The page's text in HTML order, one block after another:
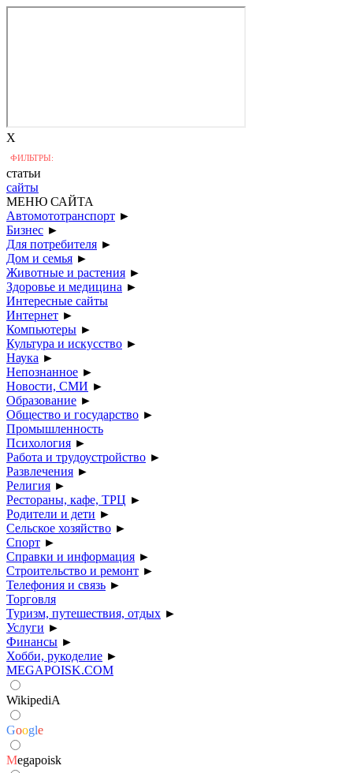
X
ФИЛЬТРЫ:
статьи
сайты
МЕНЮ САЙТА
Автомототранспорт ►
Бизнес ►
Для потребителя ►
Дом и семья ►
Животные и растения ►
Здоровье и медицина ►
Интересные сайты
Интернет ►
Компьютеры ►
Культура и искусство ►
Наука ►
Непознанное ►
Новости, СМИ ►
Образование ►
Общество и государство ►
Промышленность
Психология ►
Работа и трудоустройство ►
Развлечения ►
Религия ►
Рестораны, кафе, ТРЦ ►
Родители и дети ►
Сельское хозяйство ►
Спорт ►
Справки и информация ►
Строительство и ремонт ►
Телефония и связь ►
Торговля
Туризм, путешествия, отдых ►
Услуги ►
Финансы ►
Хобби, рукоделие ►
MEGAPOISK.COM
WikipediA
Google
Megapoisk